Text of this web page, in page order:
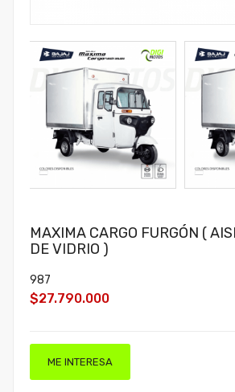
MAXIMA CARGO FURGÓN (
DE VIDRIO )
987
$27.790.000
ME INTERESA